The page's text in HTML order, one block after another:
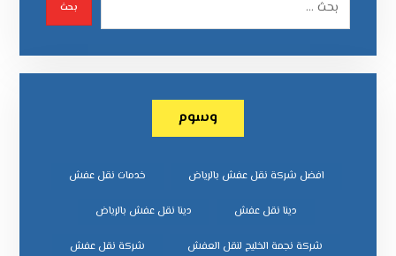
وسوم
افضل شركة نقل عفش بالرياض خدمات نقل عفش
دينا نقل عفش دينا نقل عفش بالرياض
شركة نجمة الخليج لنقل العفش شركة نقل عفش